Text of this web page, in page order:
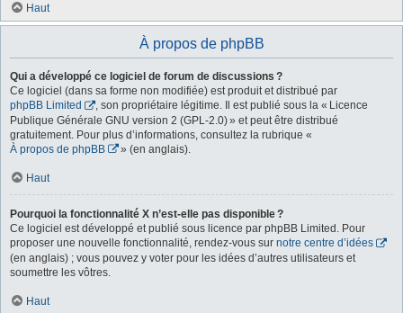
Haut
À propos de phpBB
Qui a développé ce logiciel de forum de discussions ?
Ce logiciel (dans sa forme non modifiée) est produit et distribué par
phpBB Limited
, son propriétaire légitime. Il est publié sous la « Licence
Publique Générale GNU version 2 (GPL-2.0) » et peut être distribué
gratuitement. Pour plus d’informations, consultez la rubrique «
À propos de phpBB
» (en anglais).
Haut
Pourquoi la fonctionnalité X n’est-elle pas disponible ?
Ce logiciel est développé et publié sous licence par phpBB Limited. Pour
proposer une nouvelle fonctionnalité, rendez-vous sur notre centre d’idées
(en anglais) ; vous pouvez y voter pour les idées d’autres utilisateurs et
soumettre les vôtres.
Haut